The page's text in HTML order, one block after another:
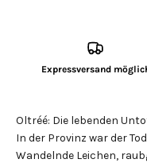
Expressversand
Oltréé: Die lebenden
In der Provinz war der
Wandelnde Leichen,